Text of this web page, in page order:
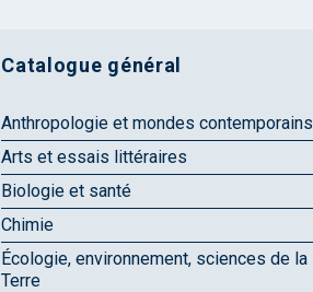
Catalogue général
Anthropologie et mondes contemporains
Arts et essais littéraires
Biologie et santé
Chimie
Écologie, environnement, sciences de la
Terre